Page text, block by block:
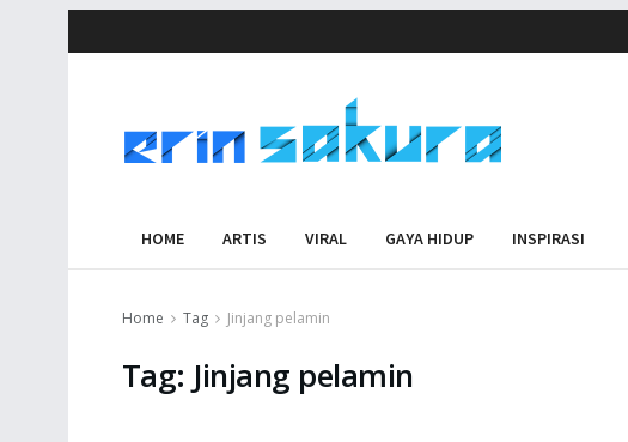
HOME ARTIS VIRAL GAYA HIDUP INSPIRASI
Home Tag Jinjang pelamin
Tag: Jinjang pelamin